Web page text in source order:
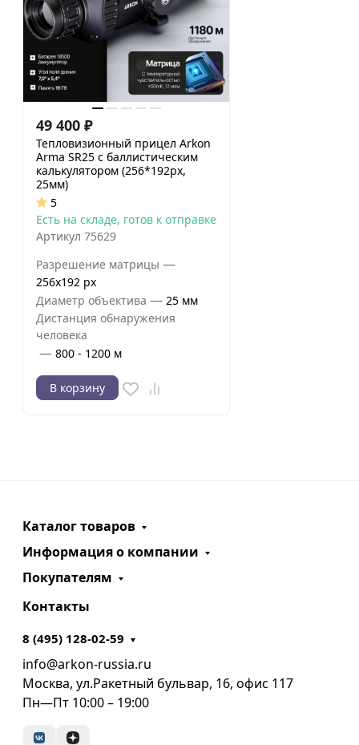
49 400 ₽
Тепловизионный прицел Arkon
Arma SR25 с баллистическим
калькулятором (256*192px,
25мм)
5
Есть на складе, готов к отправке
Артикул 75629
Разрешение матрицы —
256x192 px
Диаметр объектива — 25 мм
Дистанция обнаружения
человека
— 800 - 1200 м
В корзину
Каталог товаров
Информация о компании
Покупателям
Контакты
8 (495) 128-02-59
info@arkon-russia.ru
Москва, ул.Ракетный бульвар, 16, офис 117
Пн—Пт 10:00 – 19:00